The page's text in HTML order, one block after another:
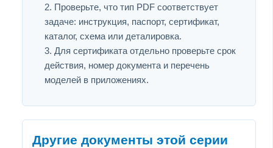
Проверьте, что тип PDF соответствует
задаче: инструкция, паспорт, сертификат,
каталог, схема или деталировка.
Для сертификата отдельно проверьте срок
действия, номер документа и перечень
моделей в приложениях.
Другие документы этой серии